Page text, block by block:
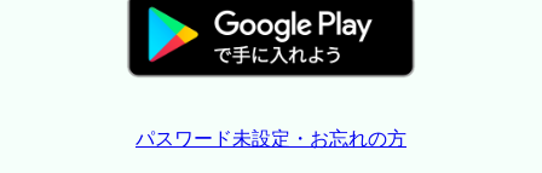
パスワード未設定・お忘れの方